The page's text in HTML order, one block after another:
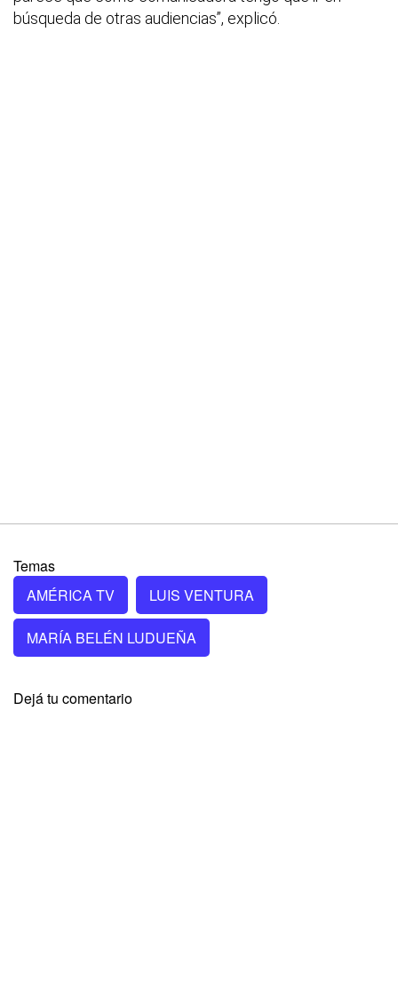
búsqueda de otras audiencias”, explicó.
Temas
AMÉRICA TV
LUIS VENTURA
MARÍA BELÉN LUDUEÑA
Dejá tu comentario